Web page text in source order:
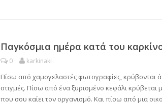
Παγκόσμια ημέρα κατά του
0 karkinaki
Πίσω από χαμογελαστές φωτογραφίες, κρύβονται
στιγμές. Πίσω από ένα ξυρισμένο κεφάλι κρύβεται
που σου καίει τον οργανισμό. Και πίσω από μια